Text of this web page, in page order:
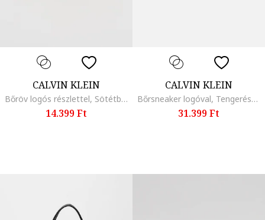
CALVIN KLEIN
Bőröv logós részlettel, Sötétbézs
14.399 Ft
CALVIN KLEIN
Bőrsneaker logóval, Tengerészkék
31.399 Ft